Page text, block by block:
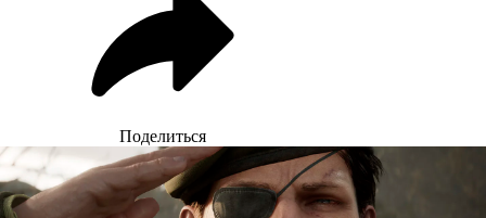
Поделиться